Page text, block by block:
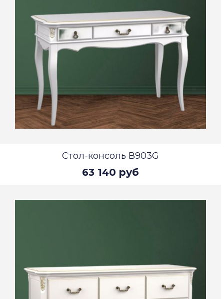
Стол-консоль В903G
63 140 руб